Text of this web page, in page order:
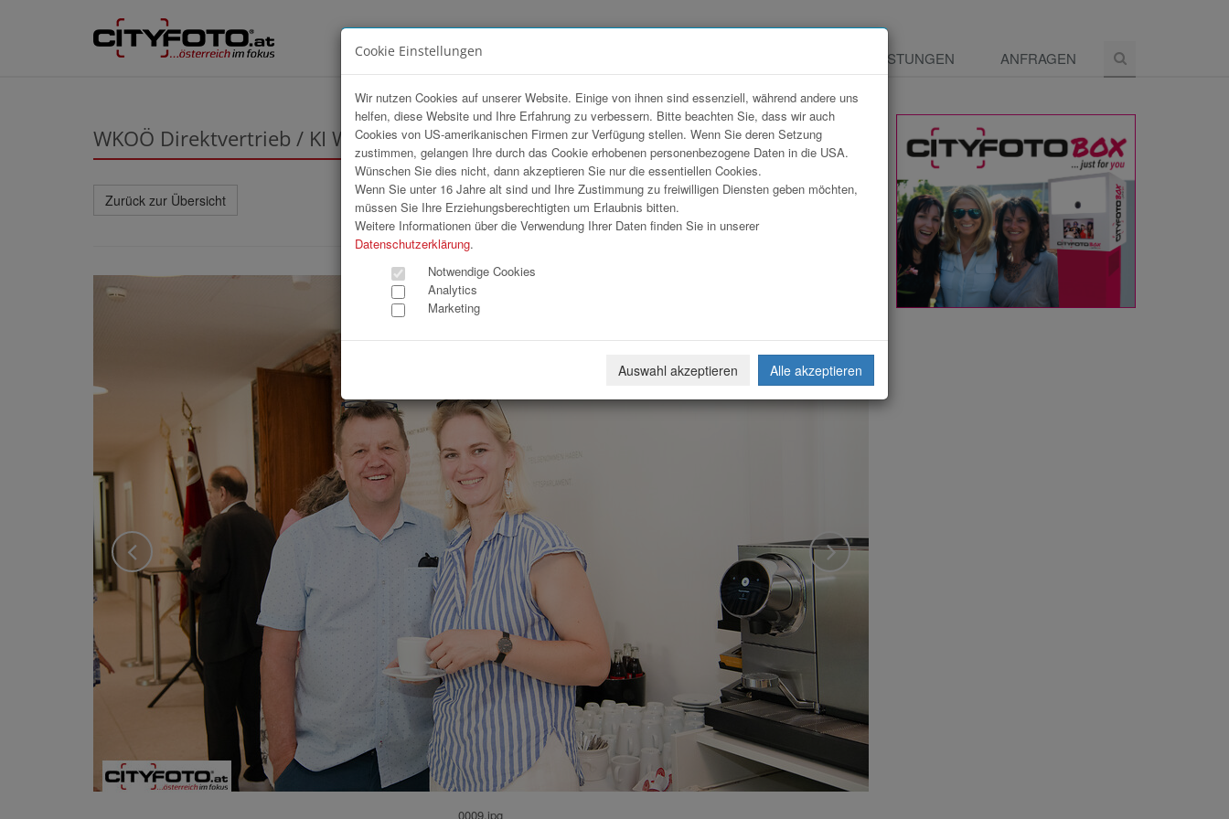
LEISTUNGEN ANFRAGEN
WKOÖ Direktvertrieb / KI Workshop
Zurück zur Übersicht Download Weiterleiten
0009.jpg
Cookie Einstellungen
Wir nutzen Cookies auf unserer Website. Einige von ihnen sind essenziell, während andere uns
helfen, diese Website und Ihre Erfahrung zu verbessern. Bitte beachten Sie, dass wir auch
Cookies von US-amerikanischen Firmen zur Verfügung stellen. Wenn Sie deren Setzung
zustimmen, gelangen Ihre durch das Cookie erhobenen personenbezogene Daten in die USA.
Wünschen Sie dies nicht, dann akzeptieren Sie nur die essentiellen Cookies.
Wenn Sie unter 16 Jahre alt sind und Ihre Zustimmung zu freiwilligen Diensten geben möchten,
müssen Sie Ihre Erziehungsberechtigten um Erlaubnis bitten.
Weitere Informationen über die Verwendung Ihrer Daten finden Sie in unserer
Datenschutzerklärung.
Notwendige Cookies
Analytics
Marketing
Auswahl akzeptieren Alle akzeptieren